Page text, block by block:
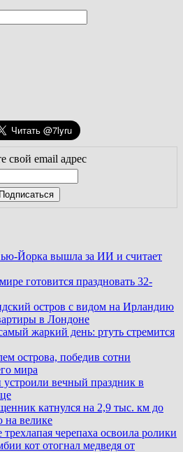
свой email адрес
Йорка вышла за ИИ и считает
готовится праздновать 32-
остров с видом на Ирландию
в Лондоне
жаркий день: ртуть стремится
острова, победив сотни
мира
вечный праздник в
катнулся на 2,9 тыс. км до
на велике
черепаха освоила ролики
кот отогнал медведя от